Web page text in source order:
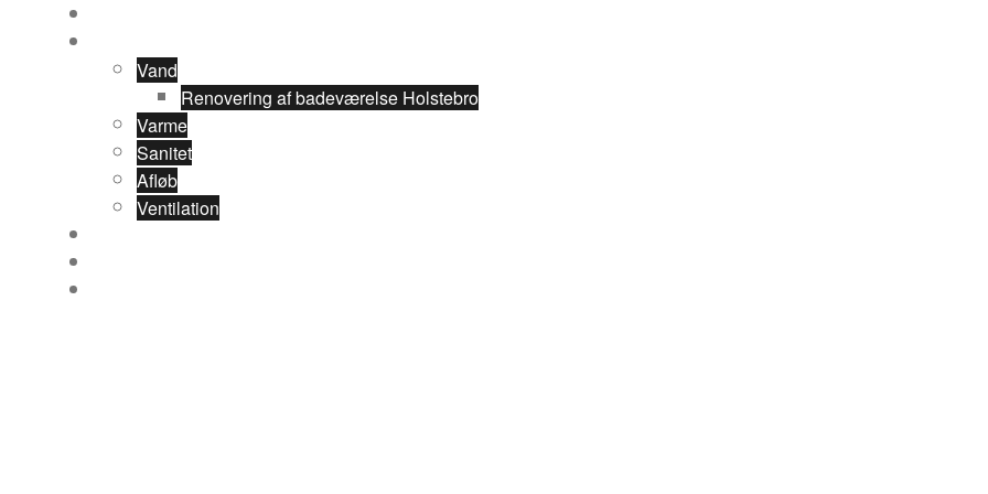
Vand
Renovering af badeværelse Holstebro
Varme
Sanitet
Afløb
Ventilation